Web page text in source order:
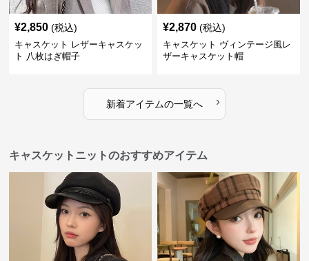
¥2,850 (税込)
キャスケット レザーキャスケッ
ト 八枚はぎ帽子
¥2,870 (税込)
キャスケット ヴィンテージ風レ
ザーキャスケット帽
新着アイテムの一覧へ ›
キャスケットニットのおすすめアイテム